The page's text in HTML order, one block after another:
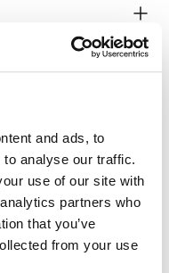
and ads, to
analyse our traffic.
use of our site with
partners who
that you’ve
from your use
Sweden AB
73 Hillerstorp,